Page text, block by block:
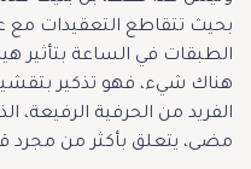
بحيث تتقاطع التعقيدات
الطبقات في الساعة بتأثير
هناك شيء، فهو تذكير
الفريد من الحرفية الرفيعة،
مضى، يتعلق بأكثر من مجرد